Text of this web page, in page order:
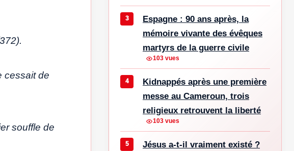
cessait de
souffle de
Espagne : 90 ans après, la
mémoire vivante des évêques
martyrs de la guerre civile
103 vues
Kidnappés après une première
messe au Cameroun, trois
religieux retrouvent la liberté
103 vues
Jésus a-t-il vraiment existé ?